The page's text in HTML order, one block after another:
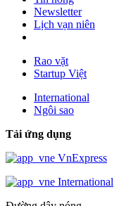
Newsletter
Lịch vạn niên
Rao vặt
Startup Việt
International
Ngôi sao
Tải ứng dụng
VnExpress
International